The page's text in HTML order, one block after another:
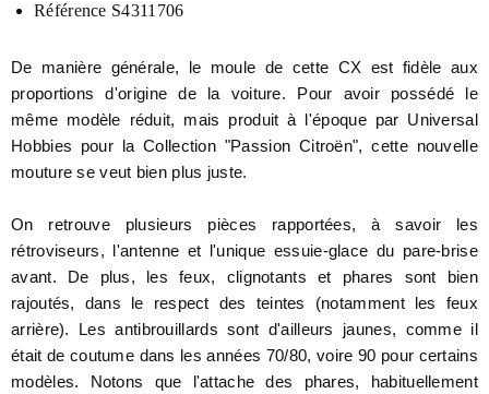
Référence S4311706
De manière générale, le moule de cette CX est fidèle aux
proportions d'origine de la voiture. Pour avoir possédé le
même modèle réduit, mais produit à l'époque par Universal
Hobbies pour la Collection "Passion Citroën", cette nouvelle
mouture se veut bien plus juste.
On retrouve plusieurs pièces rapportées, à savoir les
rétroviseurs, l'antenne et l'unique essuie-glace du pare-brise
avant. De plus, les feux, clignotants et phares sont bien
rajoutés, dans le respect des teintes (notamment les feux
arrière). Les antibrouillards sont d'ailleurs jaunes, comme il
était de coutume dans les années 70/80, voire 90 pour certains
modèles. Notons que l'attache des phares, habituellement